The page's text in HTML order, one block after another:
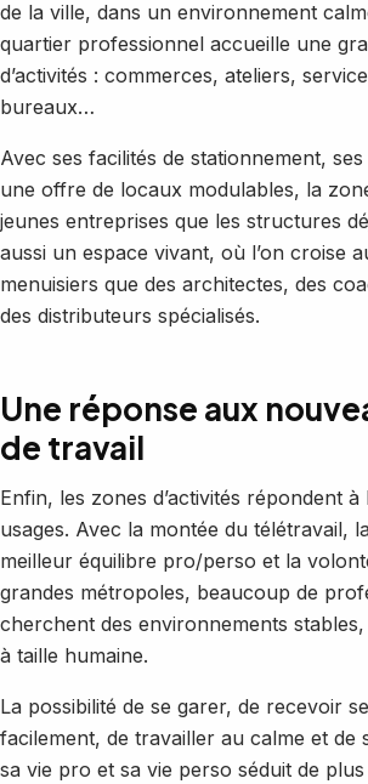
de la ville, dans un environnement
quartier professionnel accueille une
d’activités : commerces, ateliers,
bureaux…
Avec ses facilités de stationnement,
une offre de locaux modulables, la
jeunes entreprises que les structures
aussi un espace vivant, où l’on croise
menuisiers que des architectes, des
des distributeurs spécialisés.
Une réponse aux
de travail
Enfin, les zones d’activités répondent à
usages. Avec la montée du télétravail,
meilleur équilibre pro/perso et la
grandes métropoles, beaucoup de
cherchent des environnements stables,
à taille humaine.
La possibilité de se garer, de recevoir
facilement, de travailler au calme et de
sa vie pro et sa vie perso séduit de plus